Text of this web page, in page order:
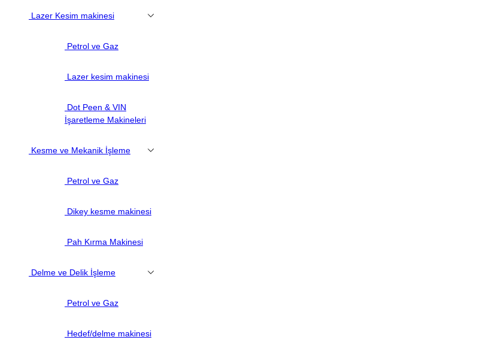
Lazer Kesim makinesi
Petrol ve Gaz
Lazer kesim makinesi
Dot Peen & VIN
İşaretleme Makineleri
Kesme ve Mekanik İşleme
Petrol ve Gaz
Dikey kesme makinesi
Pah Kırma Makinesi
Delme ve Delik İşleme
Petrol ve Gaz
Hedef/delme makinesi